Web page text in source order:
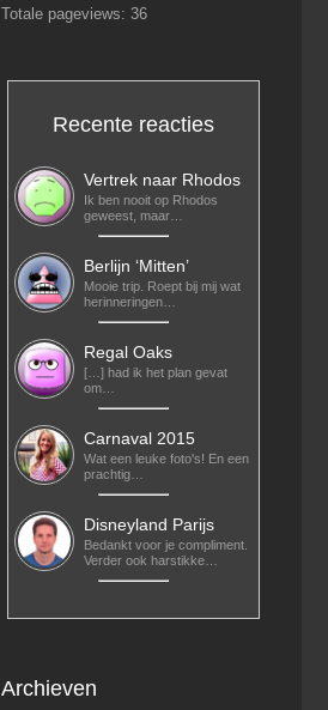
Totale pageviews:36
Recente reacties
Vertrek naar Rhodos
Ik ben nooit op Rhodos
geweest, maar…
Berlijn ‘Mitten’
Mooie trip. Roept bij mij wat
herinneringen…
Regal Oaks
[…] had ik het plan gevat
om…
Carnaval 2015
Wat een leuke foto's! En een
prachtig…
Disneyland Parijs
Bedankt voor je compliment.
Verder ook harstikke…
Archieven